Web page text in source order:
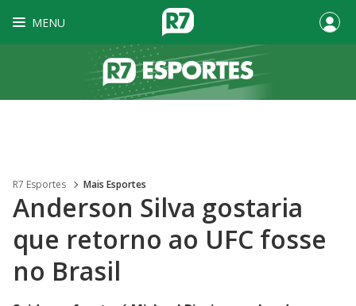
MENU
R7 Esportes Mais Esportes
Anderson Silva gostaria
que retorno ao UFC fosse
no Brasil